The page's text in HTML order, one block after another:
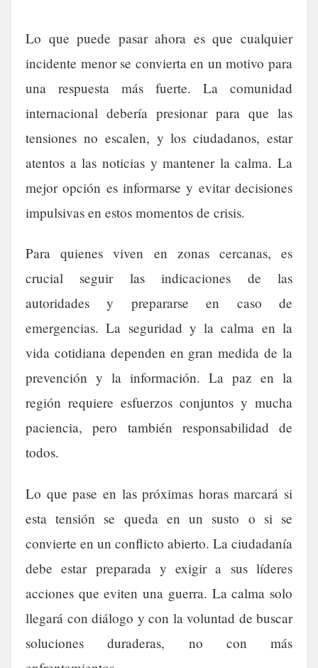
Lo que puede pasar ahora es que cualquier
incidente menor se convierta en un motivo para
una respuesta más fuerte. La comunidad
internacional debería presionar para que las
tensiones no escalen, y los ciudadanos, estar
atentos a las noticias y mantener la calma. La
mejor opción es informarse y evitar decisiones
impulsivas en estos momentos de crisis.
Para quienes viven en zonas cercanas, es
crucial seguir las indicaciones de las
autoridades y prepararse en caso de
emergencias. La seguridad y la calma en la
vida cotidiana dependen en gran medida de la
prevención y la información. La paz en la
región requiere esfuerzos conjuntos y mucha
paciencia, pero también responsabilidad de
todos.
Lo que pase en las próximas horas marcará si
esta tensión se queda en un susto o si se
convierte en un conflicto abierto. La ciudadanía
debe estar preparada y exigir a sus líderes
acciones que eviten una guerra. La calma solo
llegará con diálogo y con la voluntad de buscar
soluciones duraderas, no con más